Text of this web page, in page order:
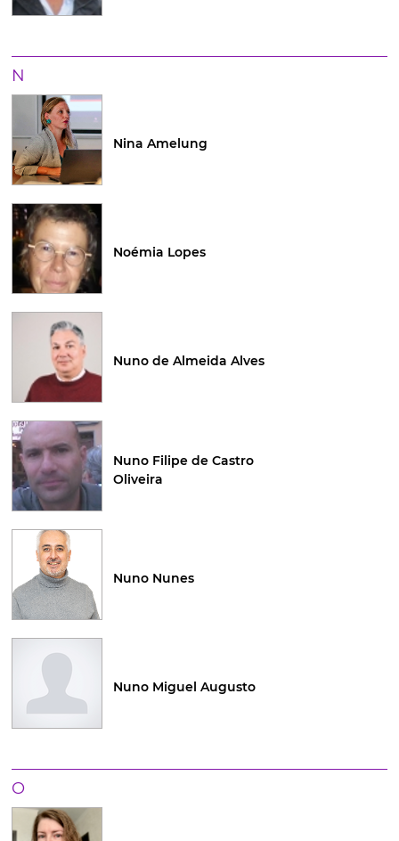
N
Nina Amelung
Noémia Lopes
Nuno de Almeida Alves
Nuno Filipe de Castro
Oliveira
Nuno Nunes
Nuno Miguel Augusto
O